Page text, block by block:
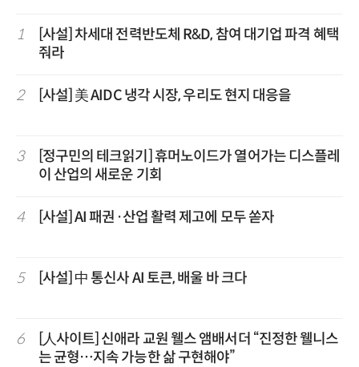
1
[사설] 차세대 전력반도체 R&D, 참여 대기업 파격 혜택
줘라
2 [사설] 美 AIDC 냉각 시장, 우리도 현지 대응을
3
[정구민의 테크읽기] 휴머노이드가 열어가는 디스플레
이 산업의 새로운 기회
4 [사설] AI 패권·산업 활력 제고에 모두 쏟자
5 [사설] 中 통신사 AI 토큰, 배울 바 크다
6
[人사이트] 신애라 교원 웰스 앰배서더 “진정한 웰니스
는 균형…지속 가능한 삶 구현해야”